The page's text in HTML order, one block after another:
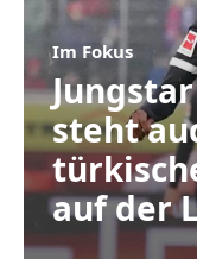
Im Fokus
steht
auf der